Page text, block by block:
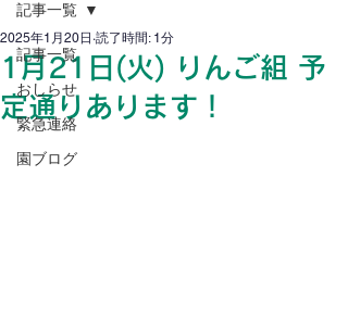
記事一覧
おしらせ
緊急連絡
園ブログ
記事一覧
1月21日(火) りんご組 予
定通りあります！
2025年1月20日 読了時間: 1分